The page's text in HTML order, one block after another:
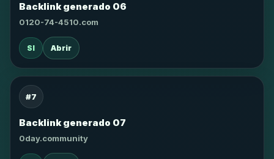
Backlink generado 06
0120-74-4510.com
SI Abrir
#7
Backlink generado 07
0day.community